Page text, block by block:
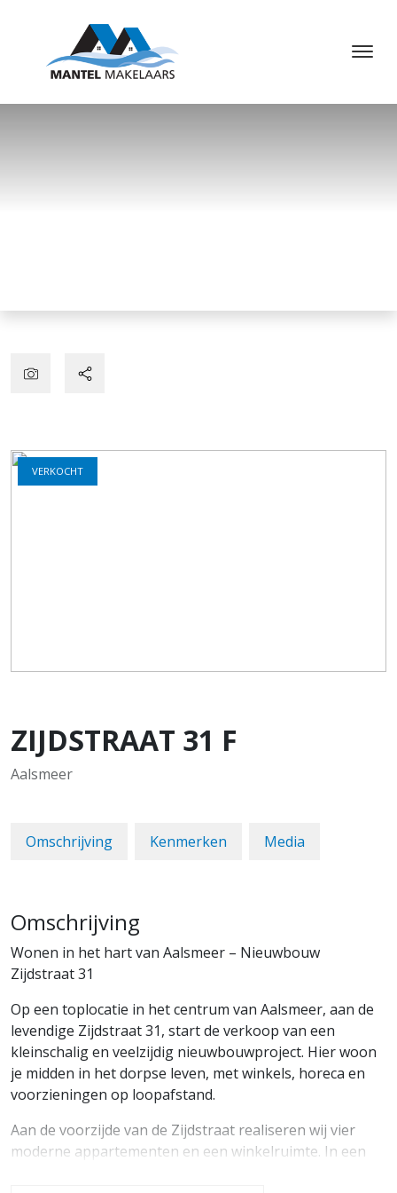
VERKOCHT
ZIJDSTRAAT 31 F
Aalsmeer
Omschrijving Kenmerken Media
Omschrijving
Wonen in het hart van Aalsmeer – Nieuwbouw
Zijdstraat 31
Op een toplocatie in het centrum van Aalsmeer, aan de
levendige Zijdstraat 31, start de verkoop van een
kleinschalig en veelzijdig nieuwbouwproject. Hier woon
je midden in het dorpse leven, met winkels, horeca en
voorzieningen op loopafstand.
Aan de voorzijde van de Zijdstraat realiseren wij vier
moderne appartementen en een winkelruimte. In een